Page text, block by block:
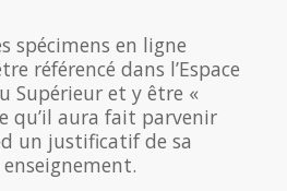
spécimens en ligne
référencé dans l’Espace
Supérieur et y être «
qu’il aura fait parvenir
un justificatif de sa